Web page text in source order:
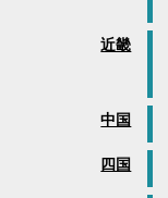
近畿
中国
四国